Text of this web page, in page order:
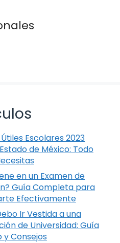
Escolares 2023
de México: Todo
en un Examen de
Guía Completa para
Efectivamente
Ir Vestida a una
de Universidad: Guía
y Consejos